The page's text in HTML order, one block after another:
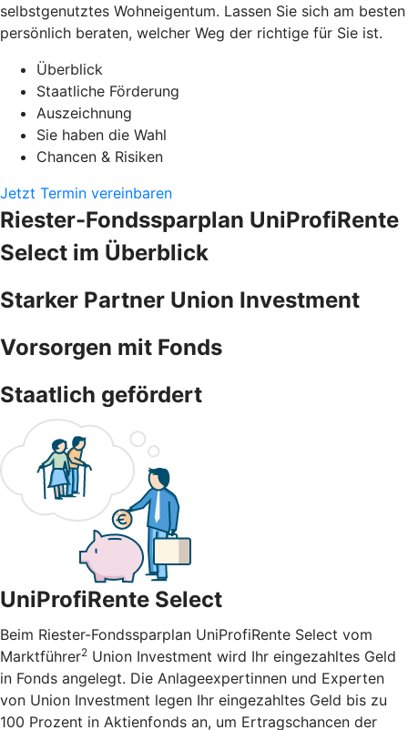
selbstgenutztes Wohneigentum. Lassen Sie sich am besten
persönlich beraten, welcher Weg der richtige für Sie ist.
Überblick
Staatliche Förderung
Auszeichnung
Sie haben die Wahl
Chancen & Risiken
Jetzt Termin vereinbaren
Riester-Fondssparplan UniProfiRente
Select im Überblick
Starker Partner Union Investment
Vorsorgen mit Fonds
Staatlich gefördert
UniProfiRente Select
Beim Riester-Fondssparplan UniProfiRente Select vom
Marktführer2 Union Investment wird Ihr eingezahltes Geld
in Fonds angelegt. Die Anlageexpertinnen und Experten
von Union Investment legen Ihr eingezahltes Geld bis zu
100 Prozent in Aktienfonds an, um Ertragschancen der